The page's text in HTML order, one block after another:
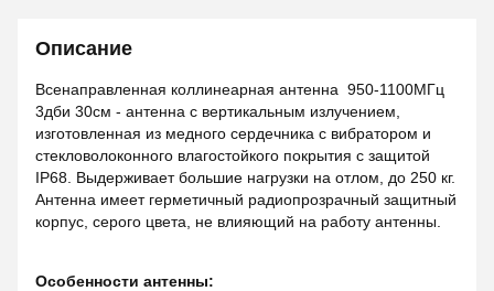
Описание
Всенаправленная коллинеарная антенна 950-1100МГц
3дби 30см - антенна с вертикальным излучением,
изготовленная из медного сердечника с вибратором и
стекловолоконного влагостойкого покрытия с защитой
IP68. Выдерживает большие нагрузки на отлом, до 250 кг.
Антенна имеет герметичный радиопрозрачный защитный
корпус, серого цвета, не влияющий на работу антенны.
Особенности антенны: